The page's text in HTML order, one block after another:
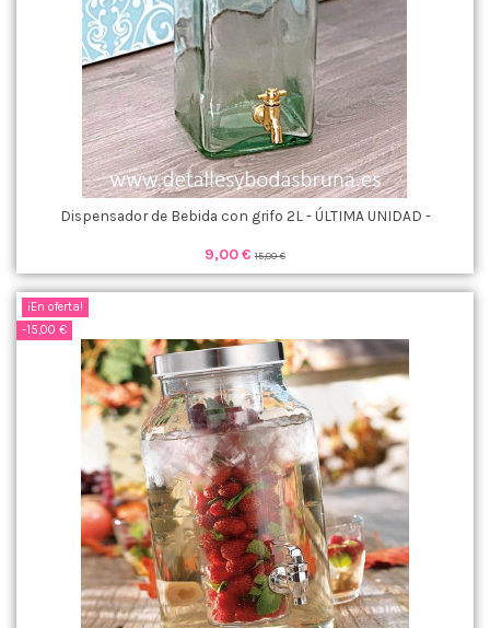
Dispensador de Bebida con grifo 2L - ÚLTIMA UNIDAD -
9,00 € 15,00 €
¡En oferta!
-15,00 €